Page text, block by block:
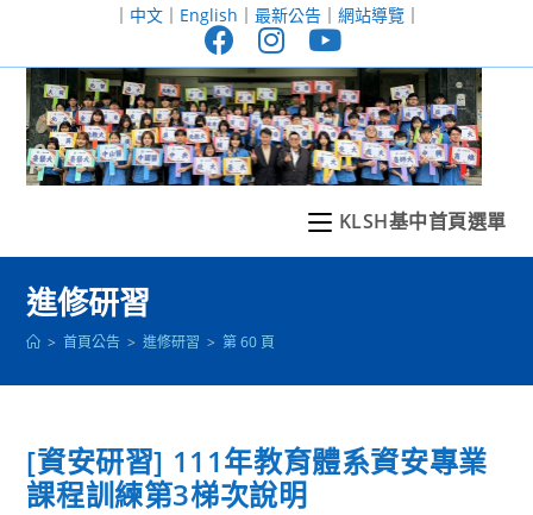
至
｜ 中文｜ English ｜ 最新公告｜ 網站導覽｜
KLSH基中首頁選單
進修研習
> 首頁公告 > 進修研習 > 第 60 頁
[資安研習] 111年教育體系資安專業
課程訓練第3梯次說明